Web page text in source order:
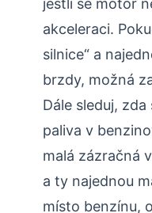
akceleraci.
silnice“ a
brzdy, možná
Dále sleduj,
paliva v
malá zázračná
a ty najednou
místo benzínu,